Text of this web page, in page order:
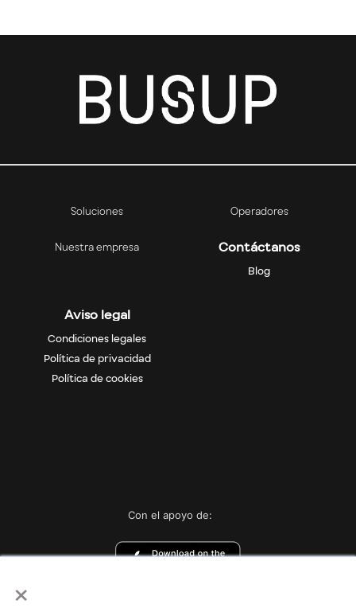
×
Soluciones Operadores
Nuestra empresa Contáctanos
Blog
Aviso legal
Condiciones legales
Política de privacidad
Política de cookies
Con el apoyo de: